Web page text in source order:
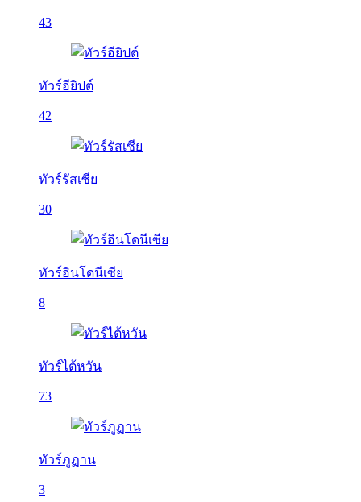
43
ทัวร์อียิปต์
42
ทัวร์รัสเซีย
30
ทัวร์อินโดนีเซีย
8
ทัวร์ไต้หวัน
73
ทัวร์ภูฏาน
3